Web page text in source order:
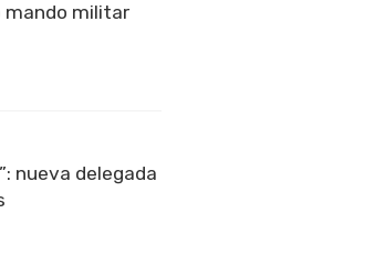
mando militar
nueva delegada